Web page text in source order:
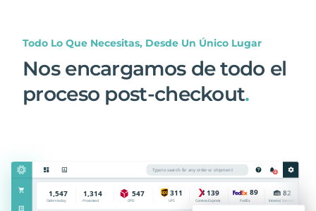
Todo Lo Que Necesitas, Desde Un Único Lugar
Nos encargamos de todo el
proceso post-checkout.